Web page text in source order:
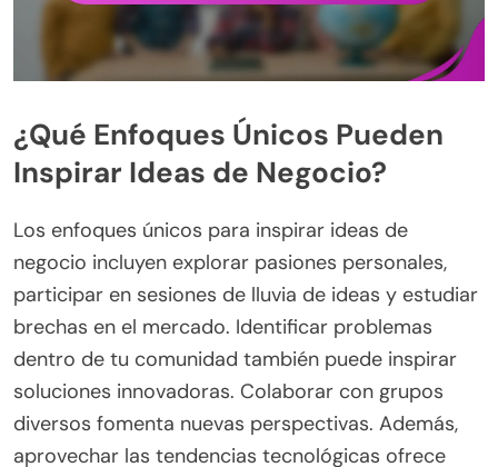
¿Qué Enfoques Únicos Pueden
Inspirar Ideas de Negocio?
Los enfoques únicos para inspirar ideas de
negocio incluyen explorar pasiones personales,
participar en sesiones de lluvia de ideas y estudiar
brechas en el mercado. Identificar problemas
dentro de tu comunidad también puede inspirar
soluciones innovadoras. Colaborar con grupos
diversos fomenta nuevas perspectivas. Además,
aprovechar las tendencias tecnológicas ofrece